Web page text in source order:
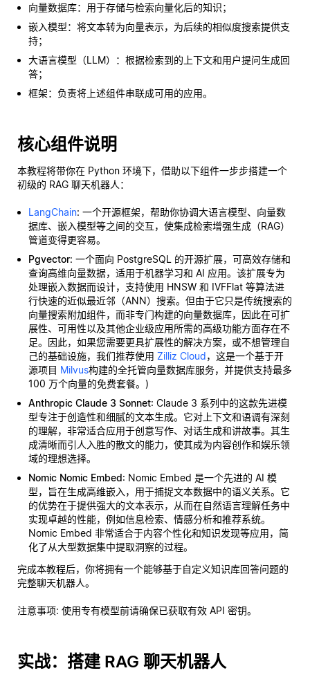
向量数据库：用于存储与检索向量化后的知识；
嵌入模型：将文本转为向量表示，为后续的相似度搜索提供支
持；
大语言模型（LLM）：根据检索到的上下文和用户提问生成回
答；
框架：负责将上述组件串联成可用的应用。
核心组件说明
本教程将带你在 Python 环境下，借助以下组件一步步搭建一个
初级的 RAG 聊天机器人：
LangChain: 一个开源框架，帮助你协调大语言模型、向量数
据库、嵌入模型等之间的交互，使集成检索增强生成（RAG）
管道变得更容易。
Pgvector: 一个面向 PostgreSQL 的开源扩展，可高效存储和
查询高维向量数据，适用于机器学习和 AI 应用。该扩展专为
处理嵌入数据而设计，支持使用 HNSW 和 IVFFlat 等算法进
行快速的近似最近邻（ANN）搜索。但由于它只是传统搜索的
向量搜索附加组件，而非专门构建的向量数据库，因此在可扩
展性、可用性以及其他企业级应用所需的高级功能方面存在不
足。因此，如果您需要更具扩展性的解决方案，或不想管理自
己的基础设施，我们推荐使用 Zilliz Cloud，这是一个基于开
源项目 Milvus构建的全托管向量数据库服务，并提供支持最多
100 万个向量的免费套餐。)
Anthropic Claude 3 Sonnet: Claude 3 系列中的这款先进模
型专注于创造性和细腻的文本生成。它对上下文和语调有深刻
的理解，非常适合应用于创意写作、对话生成和讲故事。其生
成清晰而引人入胜的散文的能力，使其成为内容创作和娱乐领
域的理想选择。
Nomic Nomic Embed: Nomic Embed 是一个先进的 AI 模
型，旨在生成高维嵌入，用于捕捉文本数据中的语义关系。它
的优势在于提供强大的文本表示，从而在自然语言理解任务中
实现卓越的性能，例如信息检索、情感分析和推荐系统。
Nomic Embed 非常适合于内容个性化和知识发现等应用，简
化了从大型数据集中提取洞察的过程。
完成本教程后，你将拥有一个能够基于自定义知识库回答问题的
完整聊天机器人。
注意事项: 使用专有模型前请确保已获取有效 API 密钥。
实战：搭建 RAG 聊天机器人